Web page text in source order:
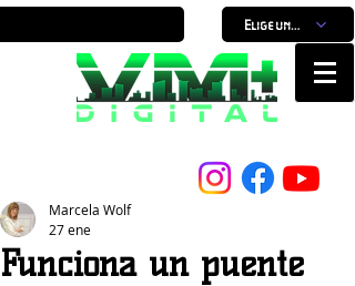
Elige un horario
Funciona un puente
Marcela Wolf
27 ene